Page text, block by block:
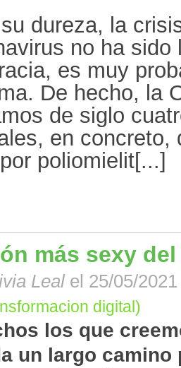
dureza, la
no ha
es muy
De hecho, la
de siglo
en concreto,
poliomielit[...]
más sexy del
Leal el 25/05/
digital)
los que
un largo camino